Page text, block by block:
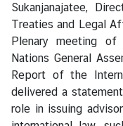
า
ย
ร
ะ
ห
ว่
า
Sukanjanajatee,
Treaties and Legal
Plenary meeting
Nations General
Report of the
delivered a
role in issuing